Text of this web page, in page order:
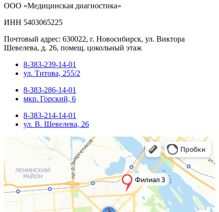
ООО «Медицинская диагностика»
ИНН 5403065225
Почтовый адрес: 630022, г. Новосибирск, ул. Виктора
Шевелева, д. 26, помещ. цокольный этаж
8-383-239-14-01
ул. Титова, 255/2
8-383-286-14-01
мкр. Горский, 6
8-383-214-14-01
ул. В. Шевелева, 26